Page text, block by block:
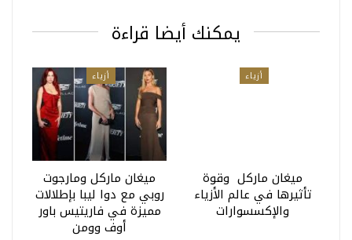
يمكنك أيضا قراءة
أزياء
ميغان ماركل وقوة
تأثيرها في عالم الأزياء
والإكسسوارات
أزياء
ميغان ماركل ومارجوت
روبي مع دوا ليبا بإطلالات
مميزة في فاريتيس باور
أوف وومن